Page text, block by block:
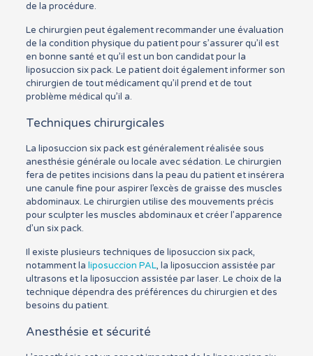
de la procédure.
Le chirurgien peut également recommander une évaluation
de la condition physique du patient pour s’assurer qu’il est
en bonne santé et qu’il est un bon candidat pour la
liposuccion six pack. Le patient doit également informer son
chirurgien de tout médicament qu’il prend et de tout
problème médical qu’il a.
Techniques chirurgicales
La liposuccion six pack est généralement réalisée sous
anesthésie générale ou locale avec sédation. Le chirurgien
fera de petites incisions dans la peau du patient et insérera
une canule fine pour aspirer l’excès de graisse des muscles
abdominaux. Le chirurgien utilise des mouvements précis
pour sculpter les muscles abdominaux et créer l’apparence
d’un six pack.
Il existe plusieurs techniques de liposuccion six pack,
notamment la liposuccion PAL, la liposuccion assistée par
ultrasons et la liposuccion assistée par laser. Le choix de la
technique dépendra des préférences du chirurgien et des
besoins du patient.
Anesthésie et sécurité